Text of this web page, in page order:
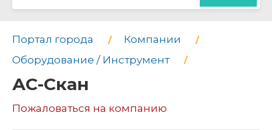
Портал города
Компании
Оборудование / Инструмент
АС-Скан
Пожаловаться на компанию